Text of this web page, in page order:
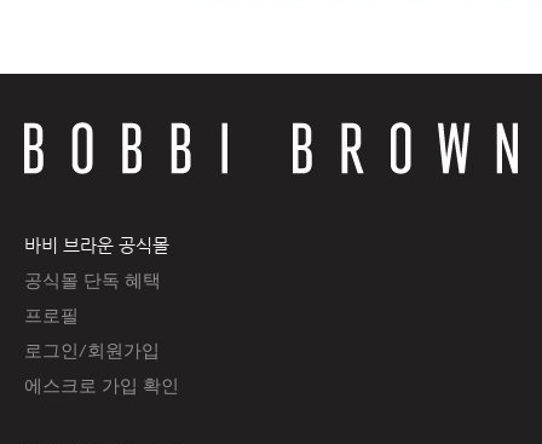
바비 브라운 공식몰
공식몰 단독 혜택
프로필
로그인/회원가입
에스크로 가입 확인